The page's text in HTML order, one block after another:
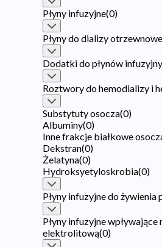
Płyny infuzyjne(0)
Płyny do dializy
Dodatki do płynów
Roztwory do hemodializy i
Substytuty osocza(0)
Albuminy(0)
Inne frakcje białkowe
Dekstran(0)
Żelatyna(0)
Hydroksyetyloskrobia(0)
Płyny infuzyjne do
Płyny infuzyjne
elektrolitową(0)